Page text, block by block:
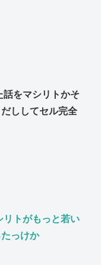
話をマシリトかそ
ししてセル完全
リトがもっと若い
っけか